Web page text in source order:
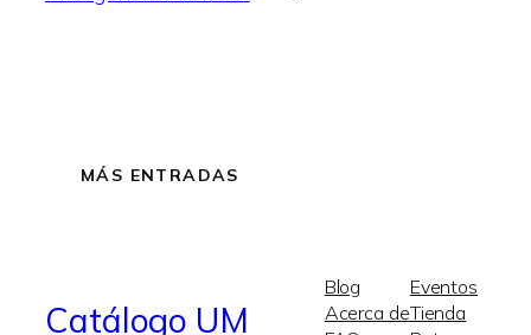
MÁS ENTRADAS
Catálogo UM
Blog
Acerca de
Eventos
Tienda